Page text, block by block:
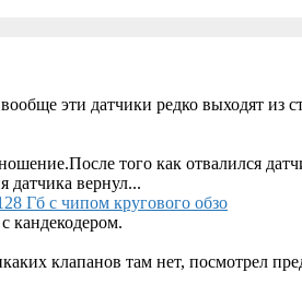
эти датчики редко выходят из
того как отвалился
датчика вернул...
Гб с чипом кругового обзо
кандекодером.
клапанов там нет, посмотрел